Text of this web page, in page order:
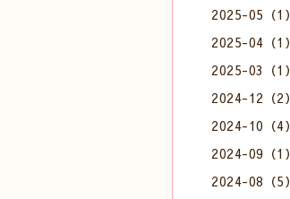
2025-05（1）
2025-04（1）
2025-03（1）
2024-12（2）
2024-10（4）
2024-09（1）
2024-08（5）